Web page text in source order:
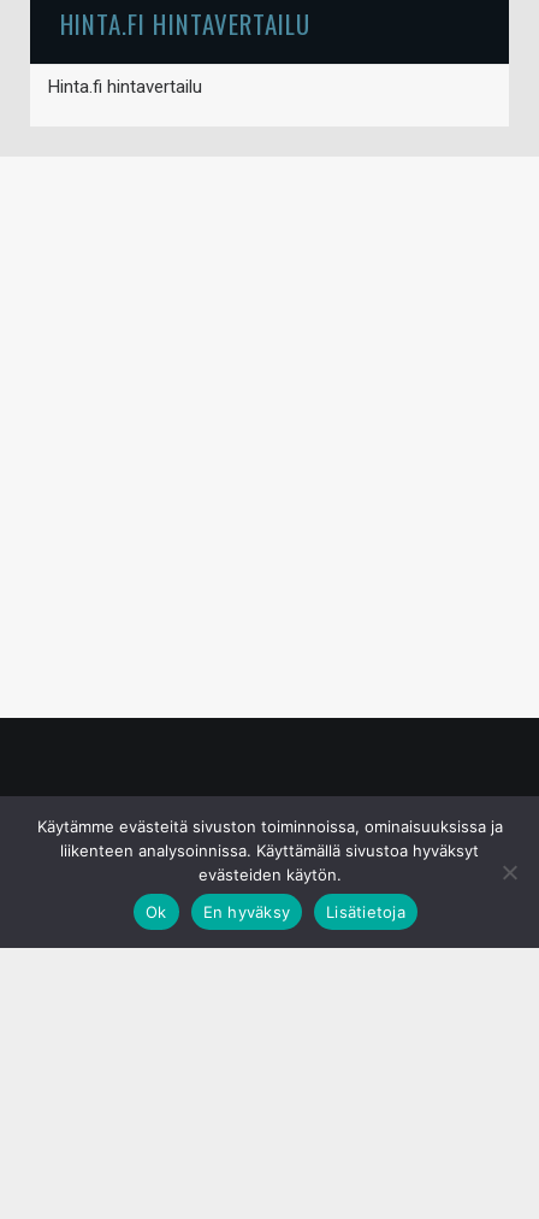
HINTA.FI HINTAVERTAILU
Hinta.fi hintavertailu
Käytämme evästeitä sivuston toiminnoissa, ominaisuuksissa ja
liikenteen analysoinnissa. Käyttämällä sivustoa hyväksyt
evästeiden käytön.
Ok
En hyväksy Lisätietoja